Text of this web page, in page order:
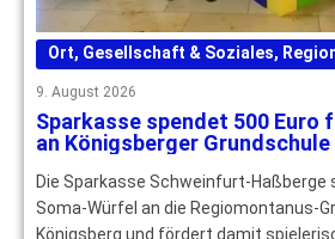
Ort, Gesellschaft & Soziales,
9. August 2026
Sparkasse spendet 500 Euro
an Königsberger Grundschule
Die Sparkasse Schweinfurt-Haßberge
Soma-Würfel an die Regiomontanus-
Königsberg und fördert damit